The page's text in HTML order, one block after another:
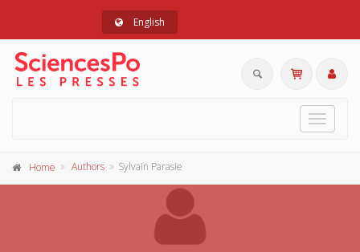
English
Toggle
Home Authors Sylvain Parasie